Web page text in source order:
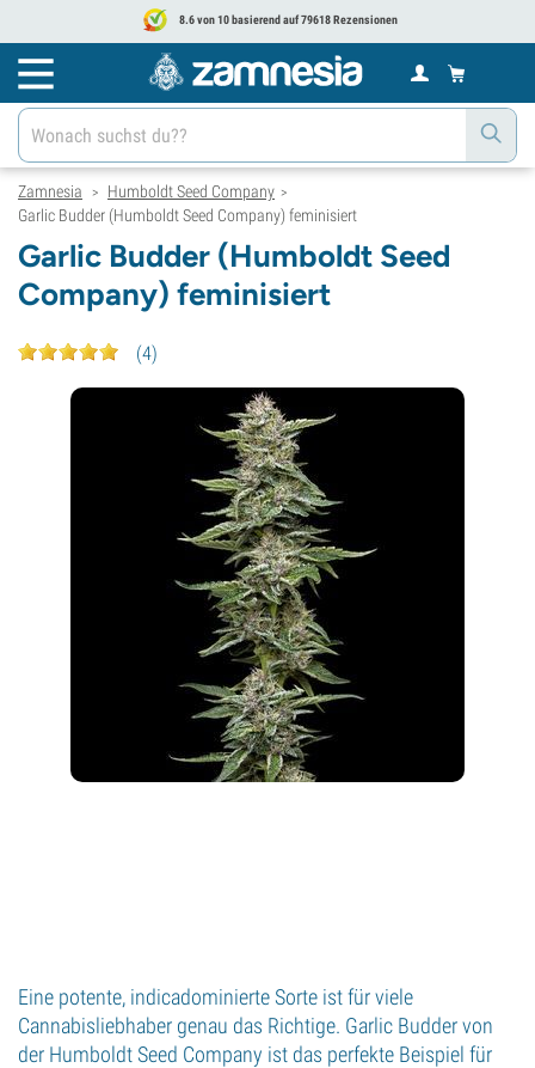
8.6 von 10 basierend auf 79618 Rezensionen
Zamnesia > Humboldt Seed Company >
Garlic Budder (Humboldt Seed Company) feminisiert
Garlic Budder (Humboldt Seed
Company) feminisiert
(4)
Eine potente, indicadominierte Sorte ist für viele
Cannabisliebhaber genau das Richtige. Garlic Budder von
der Humboldt Seed Company ist das perfekte Beispiel für